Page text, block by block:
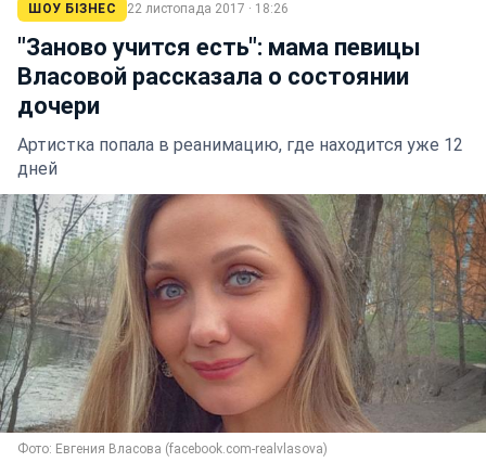
ШОУ БІЗНЕС 22 листопада 2017 · 18:26
"Заново учится есть": мама певицы
Власовой рассказала о состоянии
дочери
Артистка попала в реанимацию, где находится уже 12
дней
Фото: Евгения Власова (facebook.com-realvlasova)